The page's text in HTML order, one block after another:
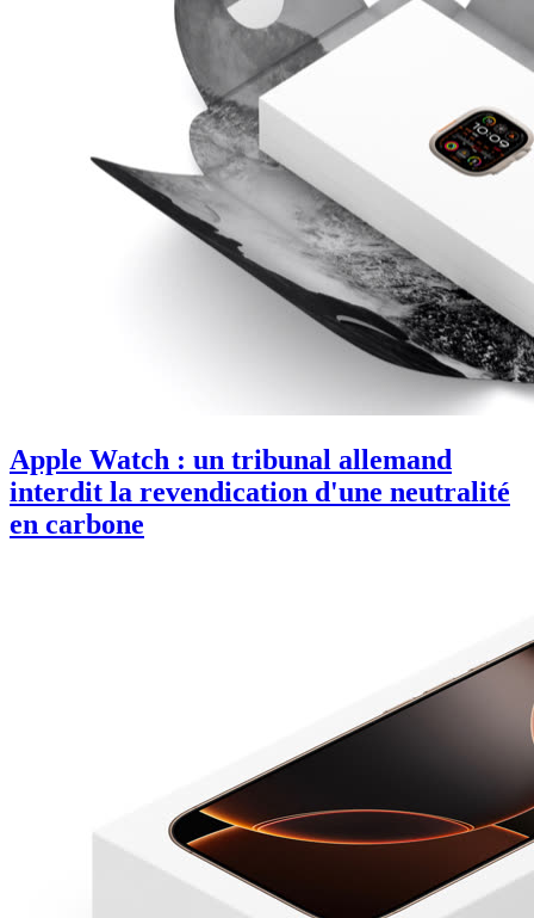
Apple Watch : un tribunal allemand
interdit la revendication d'une neutralité
en carbone